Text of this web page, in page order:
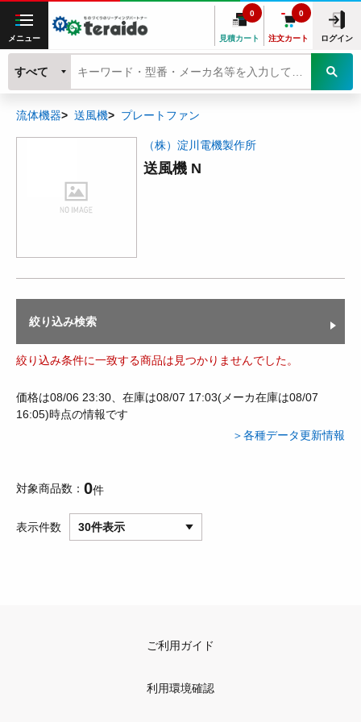
メニュー 見積カート
0
注文カート
0
ログイン
すべて
流体機器 送風機 プレートファン
（株）淀川電機製作所
送風機 N
絞り込み検索
絞り込み条件に一致する商品は見つかりませんでした。
価格は08/06 23:30、在庫は08/07 17:03(メーカ在庫は08/07
16:05)時点の情報です
＞各種データ更新情報
対象商品数 0件
表示件数 30件表示
ご利用ガイド
利用環境確認